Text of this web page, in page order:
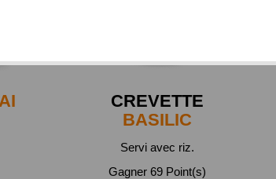
CREVETTE
BASILIC
Servi avec riz.
Gagner 69 Point(s)